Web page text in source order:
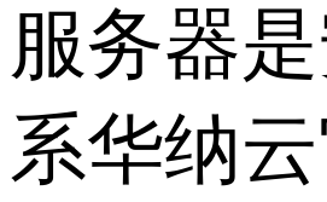
服务器
系华纳